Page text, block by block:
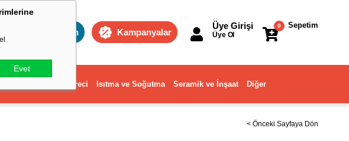
Evet
Toptan Kampanyalar
Sepetim
0
Üye Girişi
Üye Ol
Dekorasyon ve Ev Gereci Isıtma ve Soğutma Seramik ve İnşaat Diğer
< Önceki Sayfaya Dön